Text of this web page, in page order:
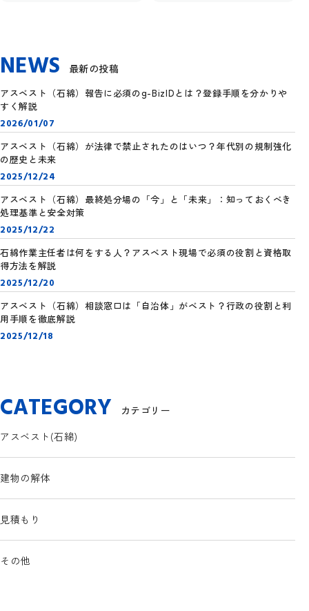
NEWS 最新の投稿
アスベスト（石綿）報告に必須のg-BizIDとは？登録手順を分かりや
すく解説
2026/01/07
アスベスト（石綿）が法律で禁止されたのはいつ？年代別の規制強化
の歴史と未来
2025/12/24
アスベスト（石綿）最終処分場の「今」と「未来」：知っておくべき
処理基準と安全対策
2025/12/22
石綿作業主任者は何をする人？アスベスト現場で必須の役割と資格取
得方法を解説
2025/12/20
アスベスト（石綿）相談窓口は「自治体」がベスト？行政の役割と利
用手順を徹底解説
2025/12/18
CATEGORY
カテゴリー
アスベスト(石綿)
建物の解体
見積もり
その他